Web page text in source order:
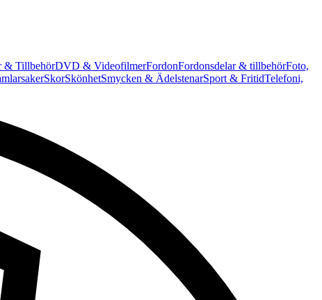
& TillbehörDVD & VideofilmerFordonFordonsdelar & tillbehörFoto,
SkorSkönhetSmycken & ÄdelstenarSport & FritidTelefoni,